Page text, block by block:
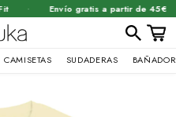
Envío gratis a partir de 45€
CAMISETAS SUDADERAS